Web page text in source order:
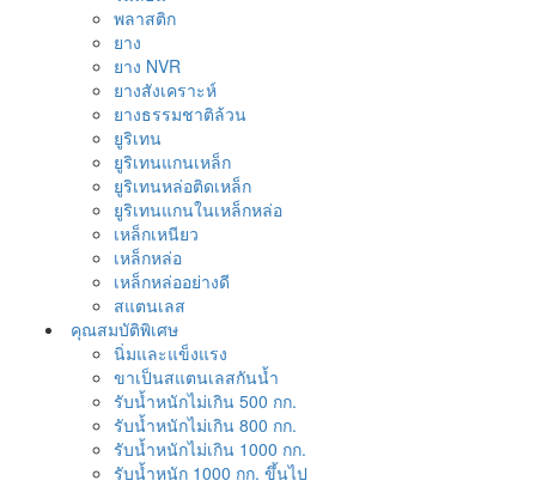
พลาสติก
ยาง
ยาง NVR
ยางสังเคราะห์
ยางธรรมชาติล้วน
ยูริเทน
ยูริเทนแกนเหล็ก
ยูริเทนหล่อติดเหล็ก
ยูริเทนแกนในเหล็กหล่อ
เหล็กเหนียว
เหล็กหล่อ
เหล็กหล่ออย่างดี
สแตนเลส
คุณสมบัติพิเศษ
นิ่มและแข็งแรง
ขาเป็นสแตนเลสกันน้ำ
รับน้ำหนักไม่เกิน 500 กก.
รับน้ำหนักไม่เกิน 800 กก.
รับน้ำหนักไม่เกิน 1000 กก.
รับน้ำหนัก 1000 กก. ขึ้นไป